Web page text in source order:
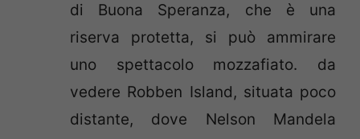
di Buona Speranza, che è una
riserva protetta, si può ammirare
uno spettacolo mozzafiato. da
vedere Robben Island, situata poco
distante, dove Nelson Mandela